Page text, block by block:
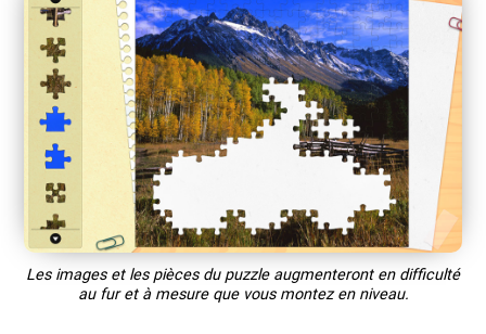
Les images et les pièces du puzzle augmenteront en difficulté
au fur et à mesure que vous montez en niveau.